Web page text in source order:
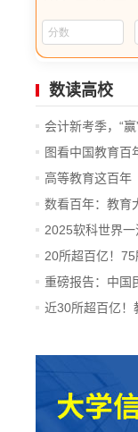
数读高校
会计新考季，“
图看中国教育百
高等教育这百年
数看百年：教育
2025软科世界
14...
20所超百亿！
决算
重磅报告：中国
位、...
近30所超百亿！